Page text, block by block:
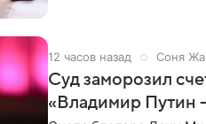
12 часов назад Соня
Суд заморозил
«Владимир Путин